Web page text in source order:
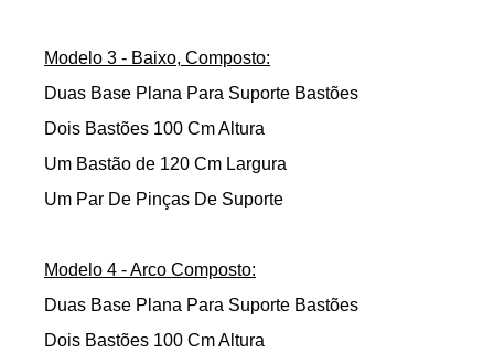
Modelo 3 - Baixo, Composto:
Duas Base Plana Para Suporte Bastões
Dois Bastões 100 Cm Altura
Um Bastão de 120 Cm Largura
Um Par De Pinças De Suporte
Modelo 4 - Arco Composto:
Duas Base Plana Para Suporte Bastões
Dois Bastões 100 Cm Altura